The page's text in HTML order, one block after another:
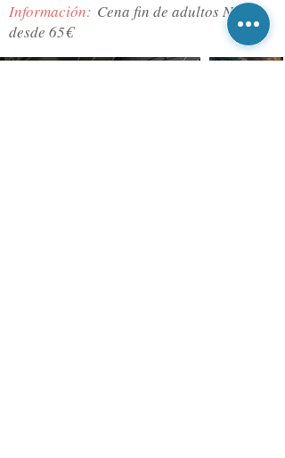
Información: Cena fin de adultos Niños
desde 65€